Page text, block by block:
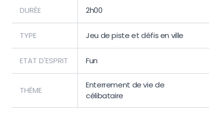
DURÉE 2h00
TYPE Jeu de piste et défis en ville
ETAT D'ESPRIT Fun
THÈME
Enterrement de vie de
célibataire